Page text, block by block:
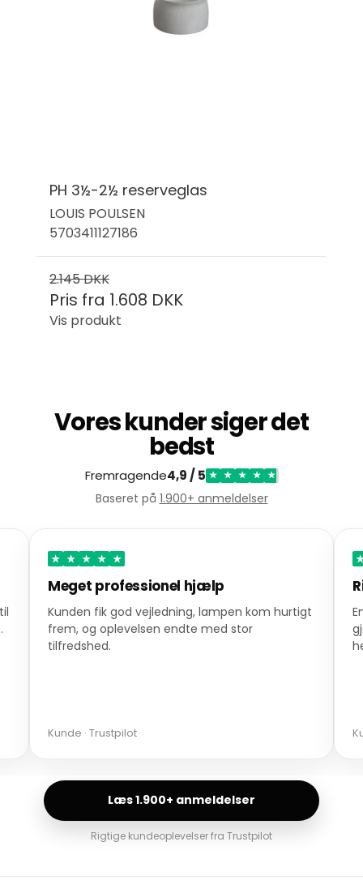
PH 3½-2½ reserveglas
LOUIS POULSEN
5703411127186
2.145 DKK
Pris fra 1.608 DKK
Vis produkt
Vores kunder siger det
bedst
Fremragende4,9 / 5 ★ ★ ★ ★ ★
Baseret på 1.900+ anmeldelser
★ ★ ★ ★ ★
Meget professionel hjælp
Kunden fik god vejledning, lampen kom hurtigt
frem, og oplevelsen endte med stor
tilfredshed.
Kunde · Trustpilot
Læs 1.900+ anmeldelser
Rigtige kundeoplevelser fra Trustpilot